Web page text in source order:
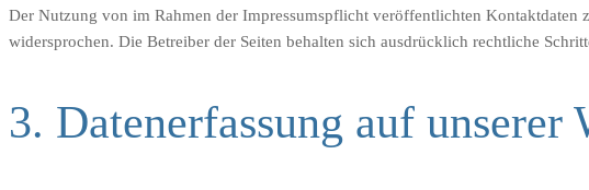
Der Nutzung von im Rahmen der Impressumspflicht veröffentlichten
widersprochen. Die Betreiber der Seiten behalten sich ausdrücklich rechtliche
3. Datenerfassung auf unserer